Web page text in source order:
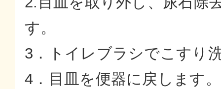
す。
3．トイレブラシでこすり
4．目皿を便器に戻します。